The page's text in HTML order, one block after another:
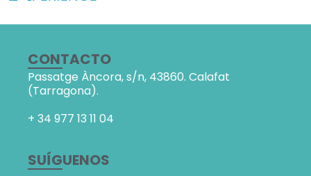
CONTACTO
Passatge Àncora, s/n, 43860. Calafat
(Tarragona).
+ 34 977 13 11 04
SUÍGUENOS